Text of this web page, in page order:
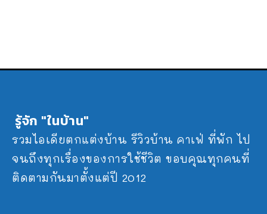
รู้จัก "ในบ้าน"
รวมไอเดียตกแต่งบ้าน รีวิวบ้าน คาเฟ่ ที่พัก ไป
จนถึงทุกเรื่องของการใช้ชีวิต ขอบคุณทุกคนที่
ติดตามกันมาตั้งแต่ปี 2012